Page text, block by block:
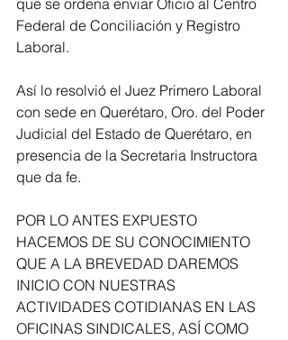
que se ordena enviar Oficio al Centro
Federal de Conciliación y Registro
Laboral.
Así lo resolvió el Juez Primero Laboral
con sede en Querétaro, Oro.­ del Poder
Judicial del Estado de Querétaro, en
presencia de la Secretaria Instructora
que da fe.
POR LO ANTES EXPUESTO
HACEMOS DE SU CONOCIMIENTO
QUE A LA BREVEDAD DAREMOS
INICIO CON NUESTRAS
ACTIVIDADES COTIDIANAS EN LAS
OFICINAS SINDICALES, ASÍ COMO